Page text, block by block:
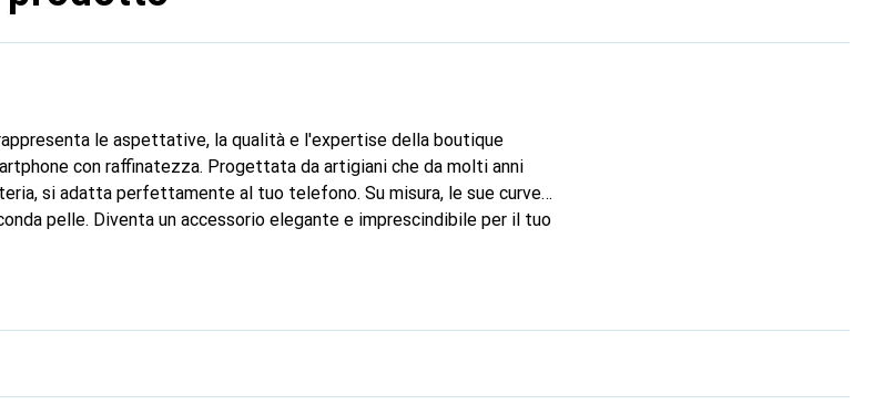
le aspettative, la qualità e l'expertise della boutique
con raffinatezza. Progettata da artigiani che da molti anni
si adatta perfettamente al tuo telefono. Su misura, le sue curve
pelle. Diventa un accessorio elegante e imprescindibile per il tuo